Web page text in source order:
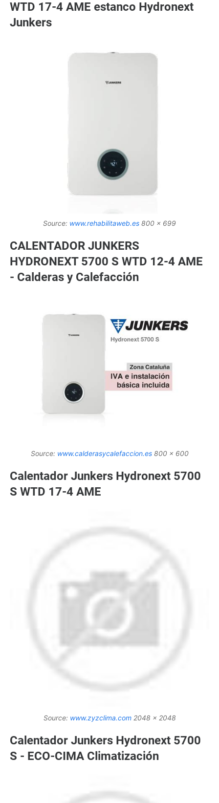
WTD 17-4 AME estanco Hydronext
Junkers
Source: www.rehabilitaweb.es 800 x 699
CALENTADOR JUNKERS
HYDRONEXT 5700 S WTD 12-4 AME
- Calderas y Calefacción
Source: www.calderasycalefaccion.es800 x 600
Calentador Junkers Hydronext 5700
S WTD 17-4 AME
Source: www.zyzclima.com2048 x 2048
Calentador Junkers Hydronext 5700
S - ECO-CIMA Climatización